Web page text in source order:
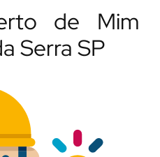
de Mim
Serra SP